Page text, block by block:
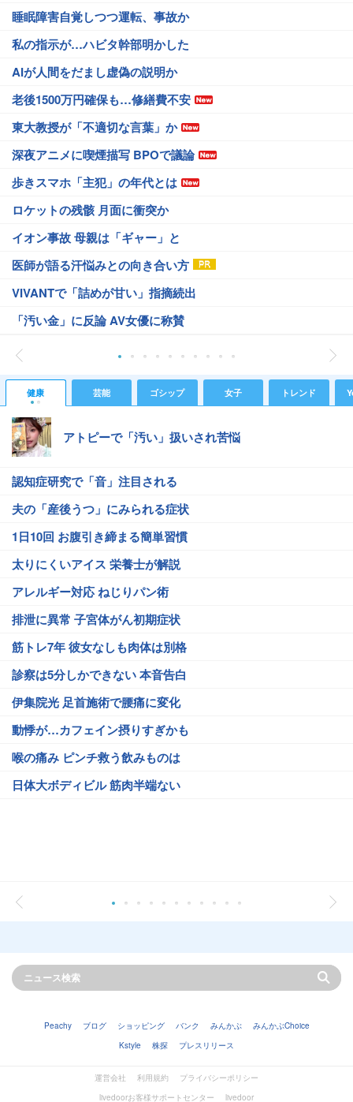
睡眠障害自覚しつつ運転、事故か
私の指示が…ハビタ幹部明かした
AIが人間をだまし虚偽の説明か
老後1500万円確保も…修繕費不安
東大教授が「不適切な言葉」か
深夜アニメに喫煙描写 BPOで議論
歩きスマホ「主犯」の年代とは
ロケットの残骸 月面に衝突か
イオン事故 母親は「ギャー」と
医師が語る汗悩みとの向き合い方
VIVANTで「詰めが甘い」指摘続出
「汚い金」に反論 AV女優に称賛
健康 芸能 ゴシップ 女子 トレンド
アトピーで「汚い」扱いされ苦悩
認知症研究で「音」注目される
夫の「産後うつ」にみられる症状
1日10回 お腹引き締まる簡単習慣
太りにくいアイス 栄養士が解説
アレルギー対応 ねじりパン術
排泄に異常 子宮体がん初期症状
筋トレ7年 彼女なしも肉体は別格
診察は5分しかできない 本音告白
伊集院光 足首施術で腰痛に変化
動悸が…カフェイン摂りすぎかも
喉の痛み ピンチ救う飲みものは
日体大ボディビル 筋肉半端ない
Peachy ブログ ショッピング バンク みんかぶ
みんかぶChoice
Kstyle
株探 プレスリリース
運営会社 利用規約
プライバシーポリシー
livedoorお客様サポートセンター
livedoor